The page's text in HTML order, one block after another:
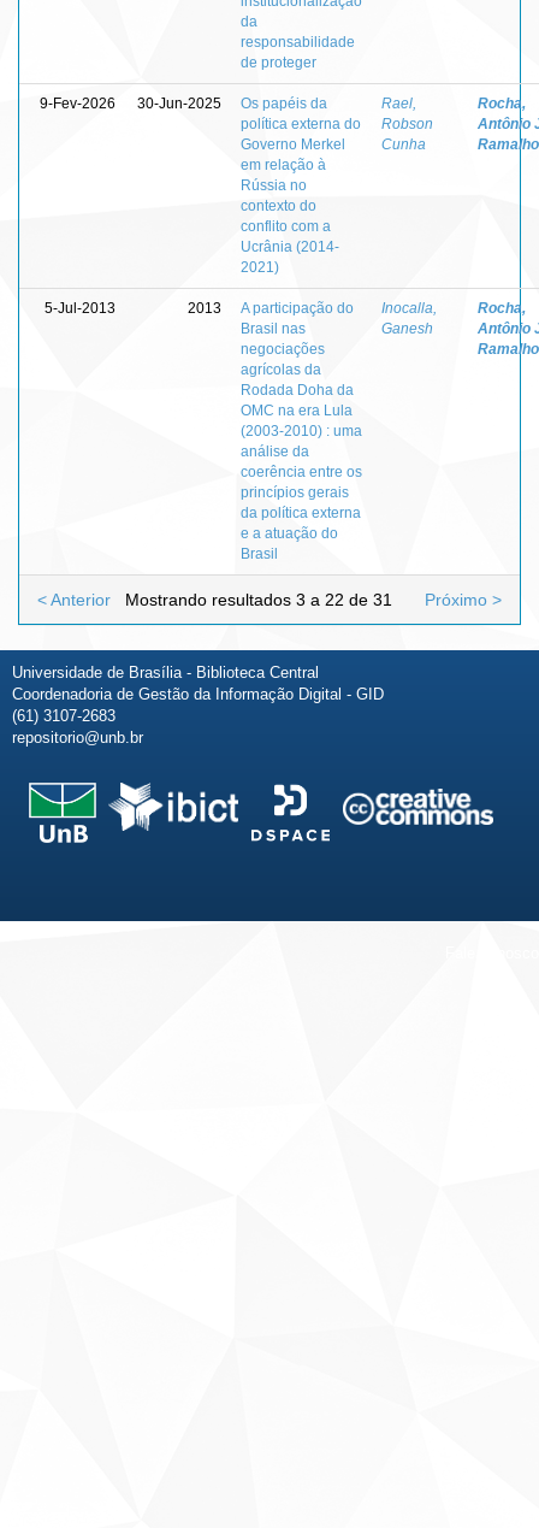
da
responsabilidade
de proteger
9-Fev-2026 30-Jun-2025
Os papéis da
política externa do
Governo Merkel
em relação à
Rússia no
contexto do
conflito com a
Ucrânia (2014-
2021)
Rael,
Robson
Cunha
Rocha,
Antônio
5-Jul-2013 2013
A participação do
Brasil nas
negociações
agrícolas da
Rodada Doha da
OMC na era Lula
(2003-2010) : uma
análise da
coerência entre os
princípios gerais
da política externa
e a atuação do
Brasil
Inocalla,
Ganesh
Rocha,
Antônio
Mostrando resultados 3 a 22 de 31
< Anterior Próximo >
Universidade de Brasília - Biblioteca Central
Coordenadoria de Gestão da Informação Digital - GID
(61) 3107-2683
repositorio@unb.br